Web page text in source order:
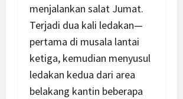
menjalankan salat Jumat.
Terjadi dua kali ledakan—
pertama di musala lantai
ketiga, kemudian menyusul
ledakan kedua dari area
belakang kantin beberapa